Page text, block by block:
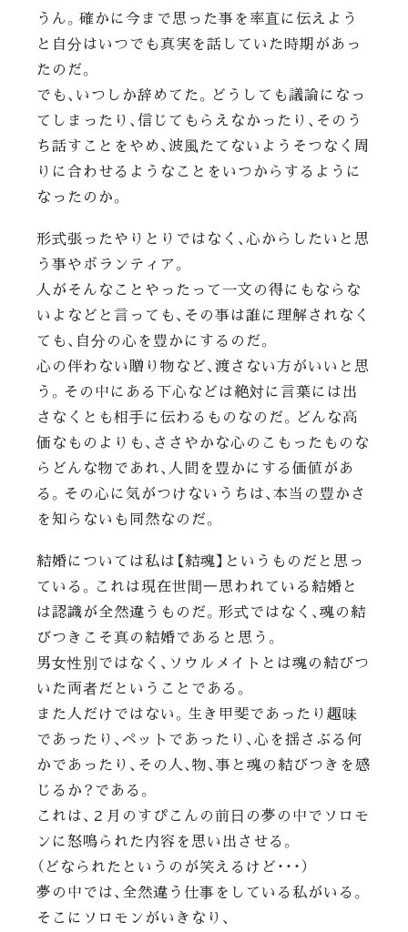
うん。確かに今まで思った事を率直に伝えよう
と自分はいつでも真実を話していた時期があっ
たのだ。
でも、いつしか辞めてた。どうしても議論になっ
てしまったり、信じてもらえなかったり、そのう
ち話すことをやめ、波風たてないようそつなく周
りに合わせるようなことをいつからするように
なったのか。
形式張ったやりとりではなく、心からしたいと思
う事やボランティア。
人がそんなことやったって一文の得にもならな
いよなどと言っても、その事は誰に理解されなく
ても、自分の心を豊かにするのだ。
心の伴わない贈り物など、渡さない方がいいと思
う。その中にある下心などは絶対に言葉には出
さなくとも相手に伝わるものなのだ。どんな高
価なものよりも、ささやかな心のこもったものな
らどんな物であれ、人間を豊かにする価値があ
る。その心に気がつけないうちは、本当の豊かさ
を知らないも同然なのだ。
結婚については私は【結魂】というものだと思っ
ている。これは現在世間一思われている結婚と
は認識が全然違うものだ。形式ではなく、魂の結
びつきこそ真の結婚であると思う。
男女性別ではなく、ソウルメイトとは魂の結びつ
いた両者だということである。
また人だけではない。生き甲斐であったり趣味
であったり、ペットであったり、心を揺さぶる何
かであったり、その人、物、事と魂の結びつきを感
じるか？である。
これは、２月のすぴこんの前日の夢の中でソロモ
ンに怒鳴られた内容を思い出させる。
（どなられたというのが笑えるけど・・・）
夢の中では、全然違う仕事をしている私がいる。
そこにソロモンがいきなり、